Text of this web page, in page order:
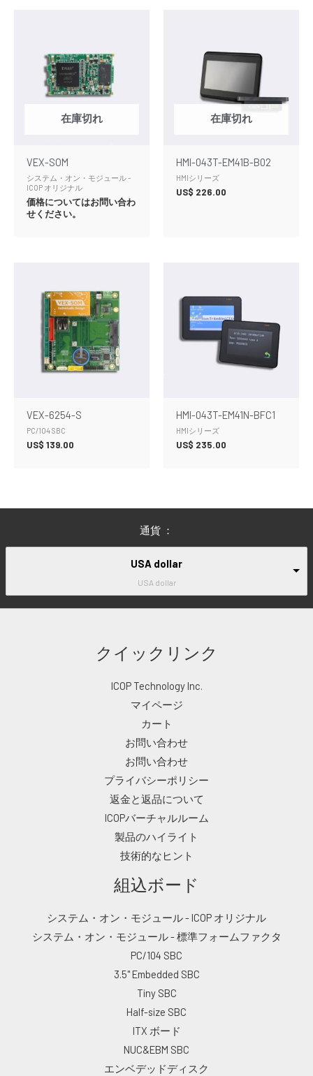
在庫切れ
VEX-SOM
システム・オン・モジュール -
ICOP オリジナル
価格についてはお問い合わ
せください。
在庫切れ
HMI-043T-EM41B-B02
HMIシリーズ
US$ 226.00
VEX-6254-S
PC/104 SBC
US$ 139.00
HMI-043T-EM41N-BFC1
HMIシリーズ
US$ 235.00
通貨 ：
USA dollar
USA dollar
クイックリンク
ICOP Technology Inc.
マイページ
カート
お問い合わせ
お問い合わせ
プライバシーポリシー
返金と返品について
ICOPバーチャルルーム
製品のハイライト
技術的なヒント
組込ボード
システム・オン・モジュール - ICOP オリジナル
システム・オン・モジュール - 標準フォームファクタ
PC/104 SBC
3.5" Embedded SBC
Tiny SBC
Half-size SBC
ITX ボード
NUC&EBM SBC
エンベデッドディスク